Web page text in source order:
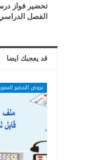
تحضير فواز
الفصل الدراسي
قد يعجبك ايضا
عروض التحضير